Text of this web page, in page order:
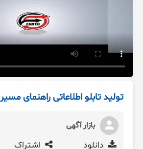
تولید تابلو اطلاعاتی راهنمای مسیر
بازار آگهی
دانلود اشتراک